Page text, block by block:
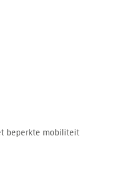
beperkte mobiliteit